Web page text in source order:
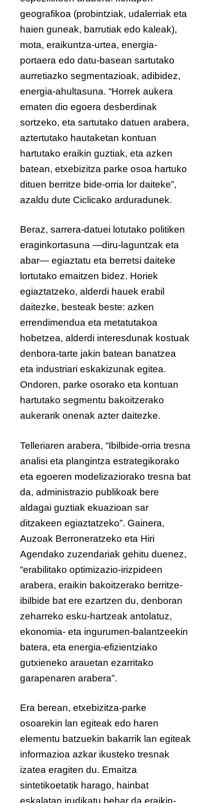
geografikoa (probintziak, udalerriak eta
haien guneak, barrutiak edo kaleak),
mota, eraikuntza-urtea, energia-
portaera edo datu-basean sartutako
aurretiazko segmentazioak, adibidez,
energia-ahultasuna. “Horrek aukera
ematen dio egoera desberdinak
sortzeko, eta sartutako datuen arabera,
aztertutako hautaketan kontuan
hartutako eraikin guztiak, eta azken
batean, etxebizitza parke osoa hartuko
dituen berritze bide-orria lor daiteke”,
azaldu dute Ciclicako arduradunek.
Beraz, sarrera-datuei lotutako politiken
eraginkortasuna —diru-laguntzak eta
abar— egiaztatu eta berretsi daiteke
lortutako emaitzen bidez. Horiek
egiaztatzeko, alderdi hauek erabil
daitezke, besteak beste: azken
errendimendua eta metatutakoa
hobetzea, alderdi interesdunak kostuak
denbora-tarte jakin batean banatzea
eta industriari eskakizunak egitea.
Ondoren, parke osorako eta kontuan
hartutako segmentu bakoitzerako
aukerarik onenak azter daitezke.
Telleriaren arabera, “Ibilbide-orria tresna
analisi eta plangintza estrategikorako
eta egoeren modelizaziorako tresna bat
da, administrazio publikoak bere
aldagai guztiak ekuazioan sar
ditzakeen egiaztatzeko”. Gainera,
Auzoak Berroneratzeko eta Hiri
Agendako zuzendariak gehitu duenez,
“erabilitako optimizazio-irizpideen
arabera, eraikin bakoitzerako berritze-
ibilbide bat ere ezartzen du, denboran
zeharreko esku-hartzeak antolatuz,
ekonomia- eta ingurumen-balantzeekin
batera, eta energia-efizientziako
gutxieneko arauetan ezarritako
garapenaren arabera”.
Era berean, etxebizitza-parke
osoarekin lan egiteak edo haren
elementu batzuekin bakarrik lan egiteak
informazioa azkar ikusteko tresnak
izatea eragiten du. Emaitza
sintetikoetatik harago, hainbat
eskalatan irudikatu behar da eraikin-